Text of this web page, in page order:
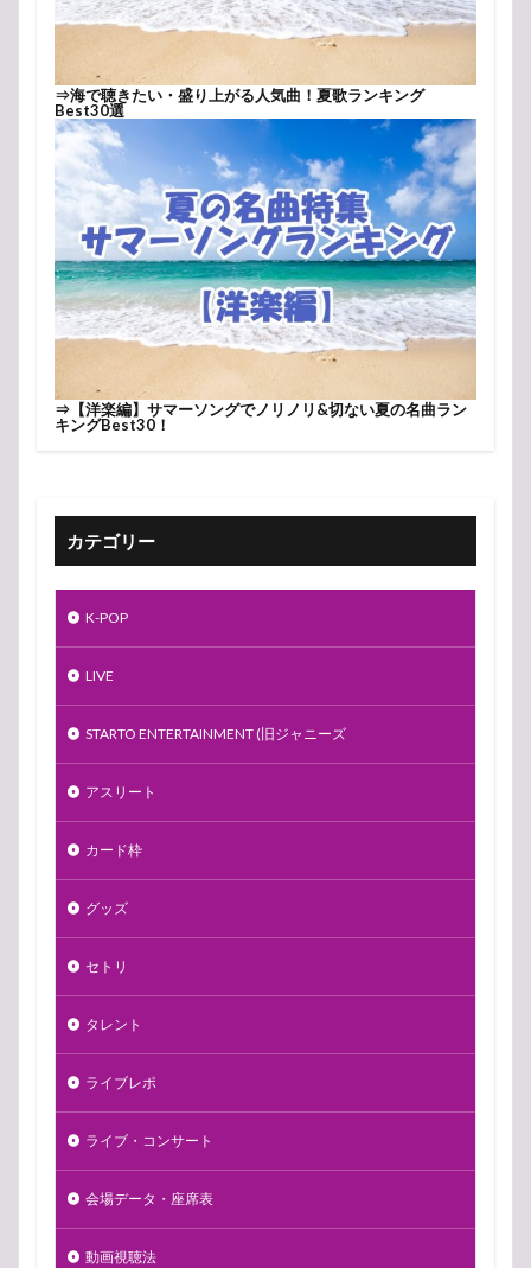
⇒海で聴きたい・盛り上がる人気曲！夏歌ランキング
Best30選
⇒ 【洋楽編】サマーソングでノリノリ&切ない夏の名曲ラン
キングBest30！
カテゴリー
K-POP
LIVE
STARTO ENTERTAINMENT (旧ジャニーズ
アスリート
カード枠
グッズ
セトリ
タレント
ライブレポ
ライブ・コンサート
会場データ・座席表
動画視聴法